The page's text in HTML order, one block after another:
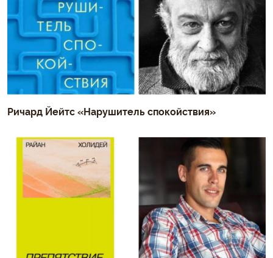
Ричард Йейтс «Нарушитель спокойствия»